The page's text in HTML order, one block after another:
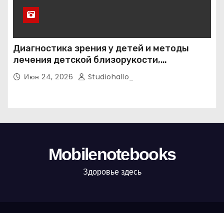
Диагностика зрения у детей и методы
лечения детской близорукости,
косоглазия и амблиопии
Июн 24, 2026 Studiohallo_
Mobilenotebooks
Здоровье здесь